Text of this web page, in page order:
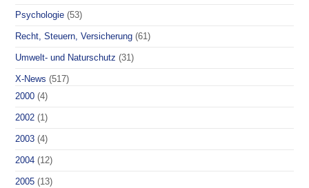
Psychologie (53)
Recht, Steuern, Versicherung (61)
Umwelt- und Naturschutz (31)
X-News (517)
2000 (4)
2002 (1)
2003 (4)
2004 (12)
2005 (13)